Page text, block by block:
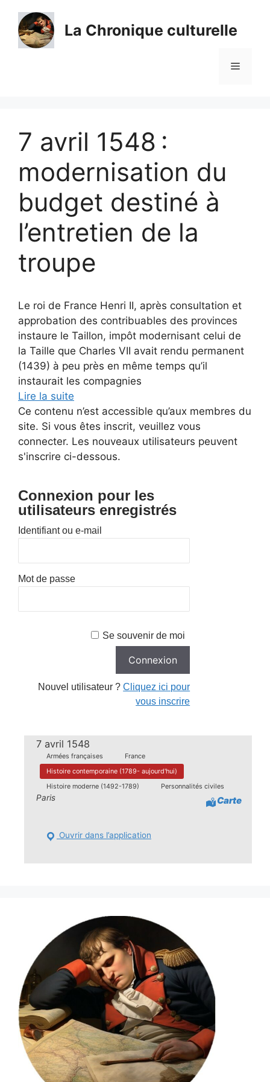
contenu
La Chronique culturelle
Menu
7 avril 1548 :
modernisation du
budget destiné à
l’entretien de la
troupe
Le roi de France Henri II, après consultation et
approbation des contribuables des provinces
instaure le Taillon, impôt modernisant celui de
la Taille que Charles VII avait rendu permanent
(1439) à peu près en même temps qu’il
instaurait les compagnies
Lire la suite
Ce contenu n’est accessible qu’aux membres du
site. Si vous êtes inscrit, veuillez vous
connecter. Les nouveaux utilisateurs peuvent
s'inscrire ci-dessous.
Connexion pour les
utilisateurs enregistrés
Identifiant ou e-mail
Mot de passe
Se souvenir de moi
Nouvel utilisateur ?Cliquez ici pour
vous inscrire
7 avril 1548
Armées françaises
France
Histoire contemporaine (1789- aujourd'hui)
Histoire moderne (1492-1789)
Personnalités civiles
Paris Carte
Ouvrir dans l’application